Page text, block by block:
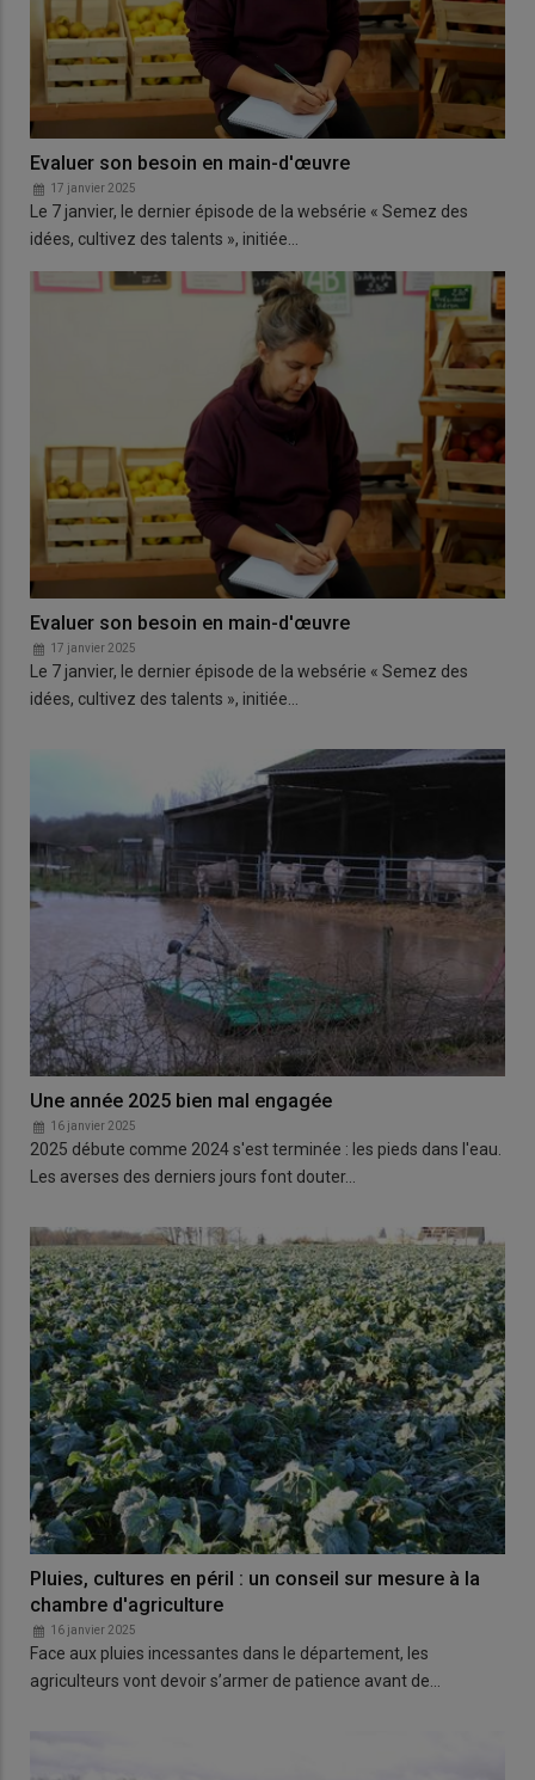
Evaluer son besoin en main-d'œuvre
17 janvier 2025
Le 7 janvier, le dernier épisode de la websérie « Semez des
idées, cultivez des talents », initiée…
Evaluer son besoin en main-d'œuvre
17 janvier 2025
Le 7 janvier, le dernier épisode de la websérie « Semez des
idées, cultivez des talents », initiée…
Une année 2025 bien mal engagée
16 janvier 2025
2025 débute comme 2024 s'est terminée : les pieds dans l'eau.
Les averses des derniers jours font douter…
Pluies, cultures en péril : un conseil sur mesure à la
chambre d'agriculture
16 janvier 2025
Face aux pluies incessantes dans le département, les
agriculteurs vont devoir s’armer de patience avant de…